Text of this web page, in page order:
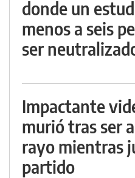
donde un
menos a seis
ser
Impactante
murió tras ser
rayo mientras
partido